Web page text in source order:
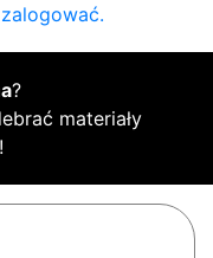
?
materiały